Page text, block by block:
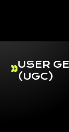
USER
(UGC)